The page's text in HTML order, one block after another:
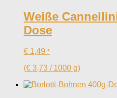
Weiße
Dose
€ 1,49 *
(€ 3,73 / 1000 g)